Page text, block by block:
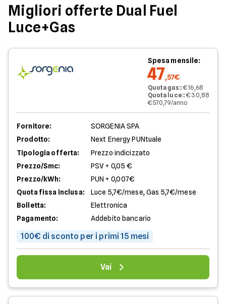
Migliori offerte Dual Fuel
Luce+Gas
Spesa mensile:
47,57€
Quota gas::€ 16,68
Quota luce::€ 30,88
€ 570,79/anno
Fornitore:
SORGENIA SPA
Prodotto:
Next Energy PUNtuale
Tipologia offerta:
Prezzo indicizzato
Prezzo/Smc:
PSV + 0,05 €
Prezzo/kWh:
PUN + 0,007€
Quota fissa inclusa:
Luce 5,7€/mese, Gas 5,7€/mese
Bolletta:
Elettronica
Pagamento:
Addebito bancario
100€ di sconto per i primi 15 mesi
Vai